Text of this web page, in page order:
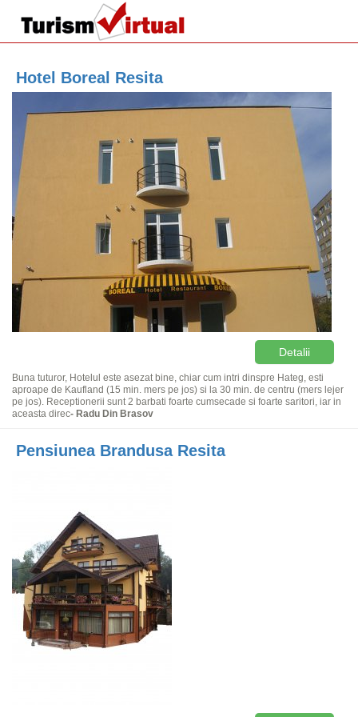
Hotel Boreal Resita
Detalii
Buna tuturor, Hotelul este asezat bine, chiar cum intri dinspre Hateg, esti
aproape de Kaufland (15 min. mers pe jos) si la 30 min. de centru (mers lejer
pe jos). Receptionerii sunt 2 barbati foarte cumsecade si foarte saritori, iar in
aceasta direc- Radu Din Brasov
Pensiunea Brandusa Resita